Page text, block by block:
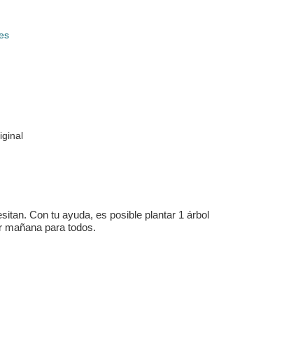
Con tu ayuda, es posible plantar 1 árbol
para todos.